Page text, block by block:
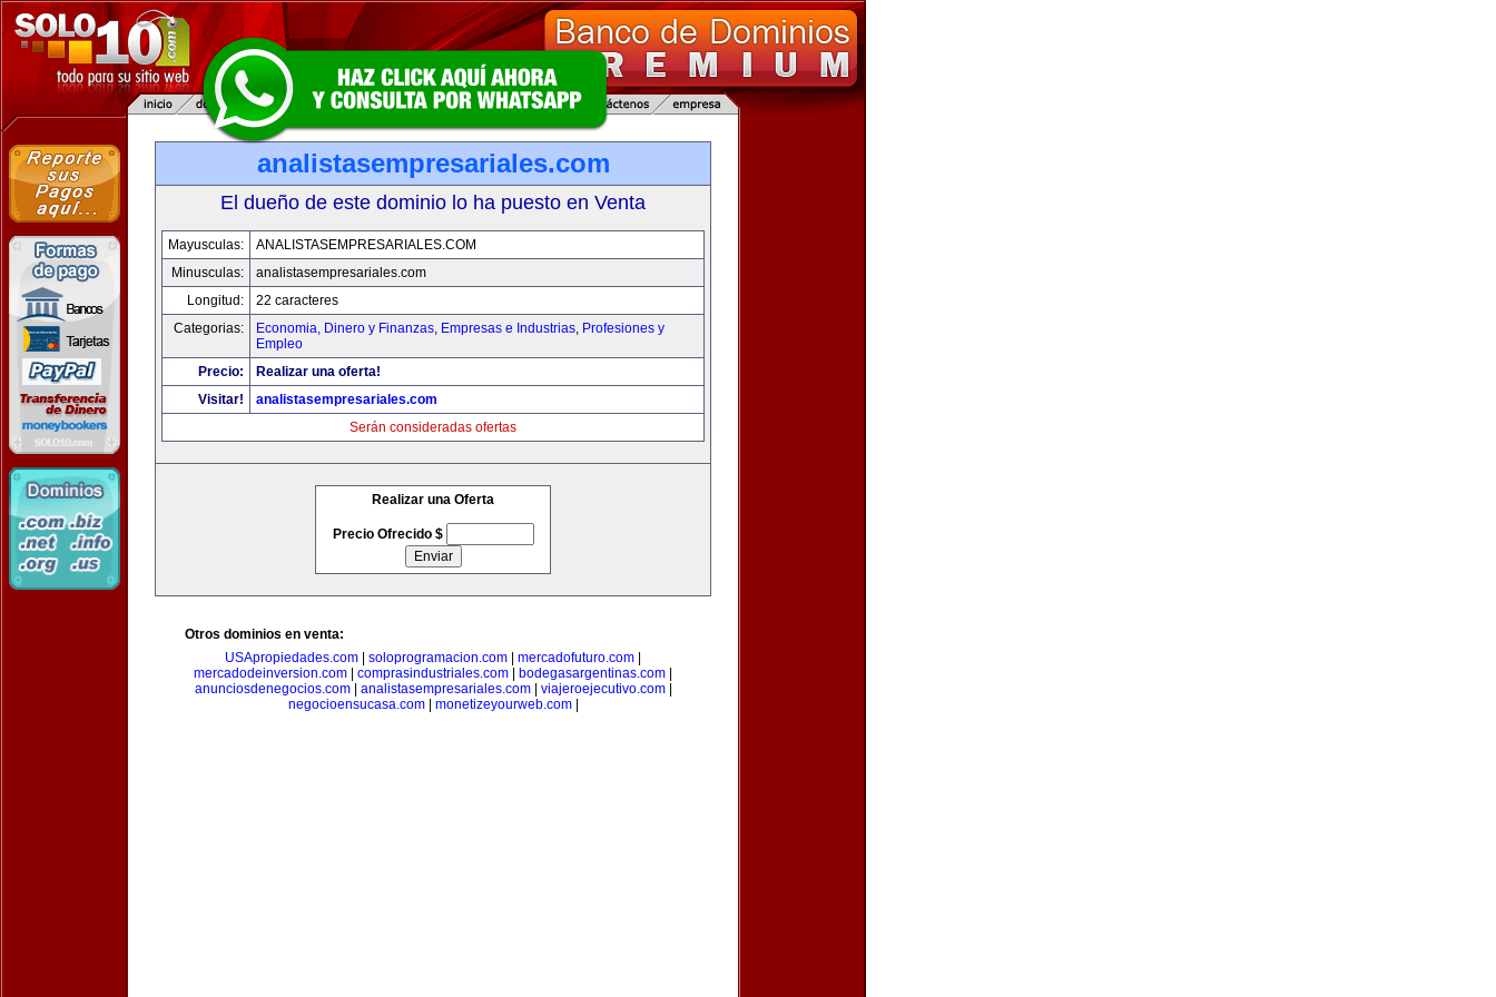
analistasempresariales.com
El dueño de este dominio lo ha puesto en Venta
Mayusculas:
ANALISTASEMPRESARIALES.COM
Minusculas:
analistasempresariales.com
Longitud:
22 caracteres
Categorias:
Economia, Dinero y Finanzas, Empresas e Industrias, Profesiones y
Empleo
Precio:
Realizar una oferta!
Visitar!
analistasempresariales.com
Serán consideradas ofertas
Realizar una Oferta
Precio Ofrecido $
Otros dominios en venta:
USApropiedades.com
soloprogramacion.com mercadofuturo.com
mercadodeinversion.com
comprasindustriales.com bodegasargentinas.com
anunciosdenegocios.com| analistasempresariales.com| viajeroejecutivo.com|
negocioensucasa.com| monetizeyourweb.com|